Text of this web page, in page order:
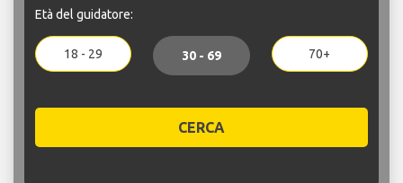
Età del guidatore:
18 - 29 30 - 69 70+
CERCA